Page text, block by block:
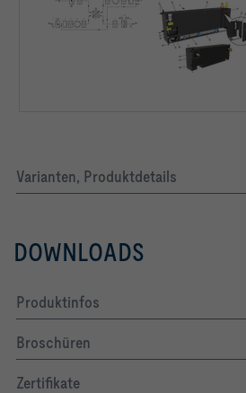
Varianten, Produktdetails
DOWNLOADS
Produktinfos
Broschüren
Zertifikate